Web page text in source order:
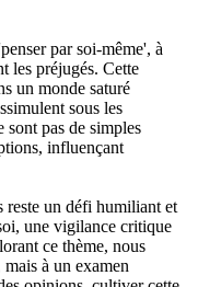
par soi-même', à
les préjugés. Cette
un monde saturé
sous les
sont pas de simples
influençant
reste un défi humiliant et
une vigilance critique
ce thème, nous
à un examen